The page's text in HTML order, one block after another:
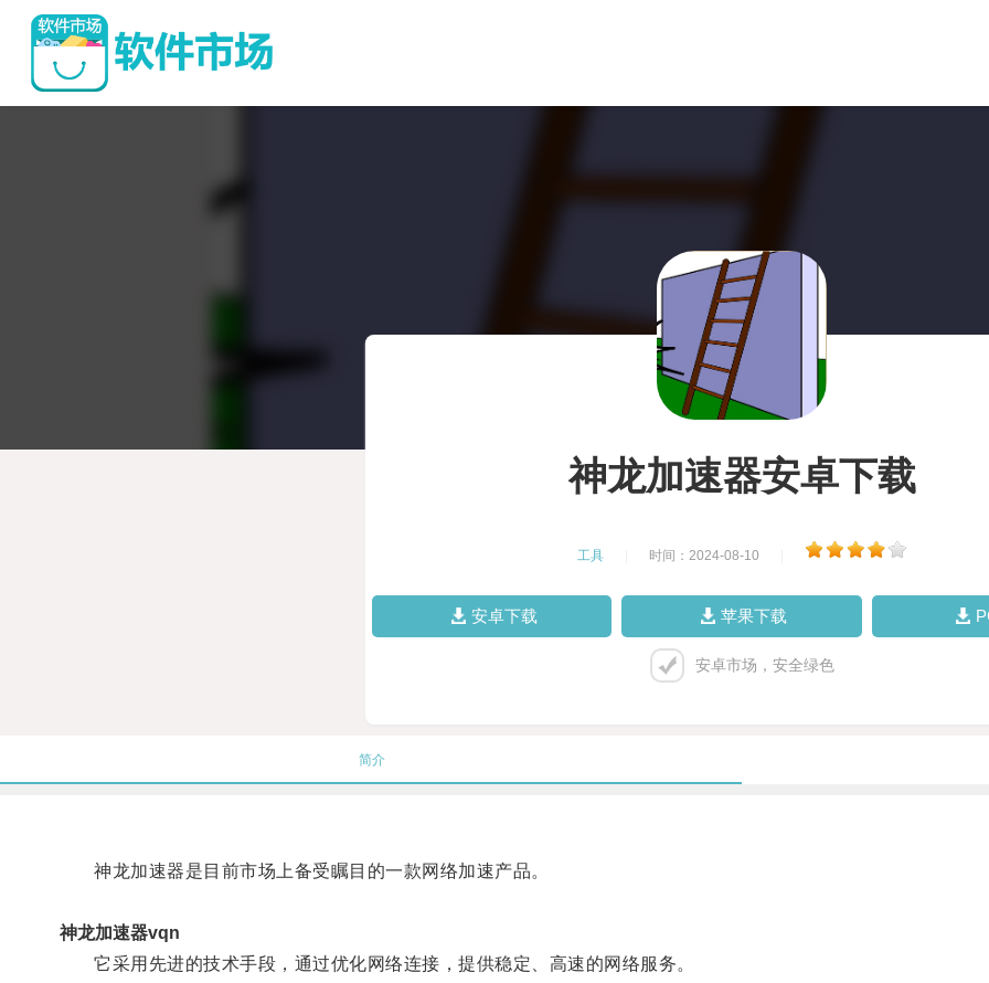
神龙加速器安卓下载
工具 时间：2024-08-10
安卓下载 苹果下载
安卓市场，安全绿色
简介
神龙加速器是目前市场上备受瞩目的一款网络加速产品。
神龙加速器vqn
它采用先进的技术手段，通过优化网络连接，提供稳定、高速的网络服务。